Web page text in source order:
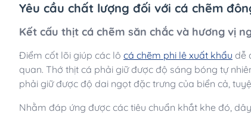
Yêu cầu chất lượng đối với cá chẽm
Kết cấu thịt cá chẽm săn chắc và hương vị
Điểm cốt lõi giúp các lô cá chẽm phi lê xuất khẩu dễ
quan. Thớ thịt cá phải giữ được độ sáng bóng tự
phải giữ được độ dai ngọt đặc trưng của biển cả,
Nhằm đáp ứng được các tiêu chuẩn khắt khe đó,